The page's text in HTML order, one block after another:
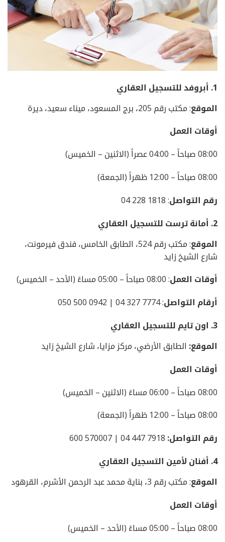
1. أبروفد للتسجيل العقاري
الموقع: مكتب رقم 205، برج المسعود، ميناء سعيد، ديرة
أوقات العمل
08:00 صباحاً – 04:00 عصراً (الاثنين – الخميس)
08:00 صباحاً – 12:00 ظهراً (الجمعة)
رقم التواصل: 1818 228 04
2. أمانة ترست للتسجيل العقاري
الموقع
: مكتب رقم 524، الطابق الخامس، فندق فيرمونت،
شارع الشيخ زايد
أوقات العمل: 08:00 صباحاً – 05:00 مساءً (الأحد – الخميس)
أرقام التواصل: 7774 327 04 | 0942 500 050
3. اون تايم للتسجيل العقاري
الموقع:الطابق الأرضي، مركز مزايا، شارع الشيخ زايد
أوقات العمل
08:00 صباحاً – 06:00 مساءً (الاثنين – الخميس)
08:00 صباحاً – 12:00 ظهراً (الجمعة)
رقم التواصل:7918 447 04 | 570007 600
4. أفنان لأمين التسجيل العقاري
الموقع: مكتب رقم 3، بناية محمد عبد الرحمن الأشرم، القرهود
أوقات العمل
08:00 صباحاً – 05:00 مساءً (الأحد – الخميس)